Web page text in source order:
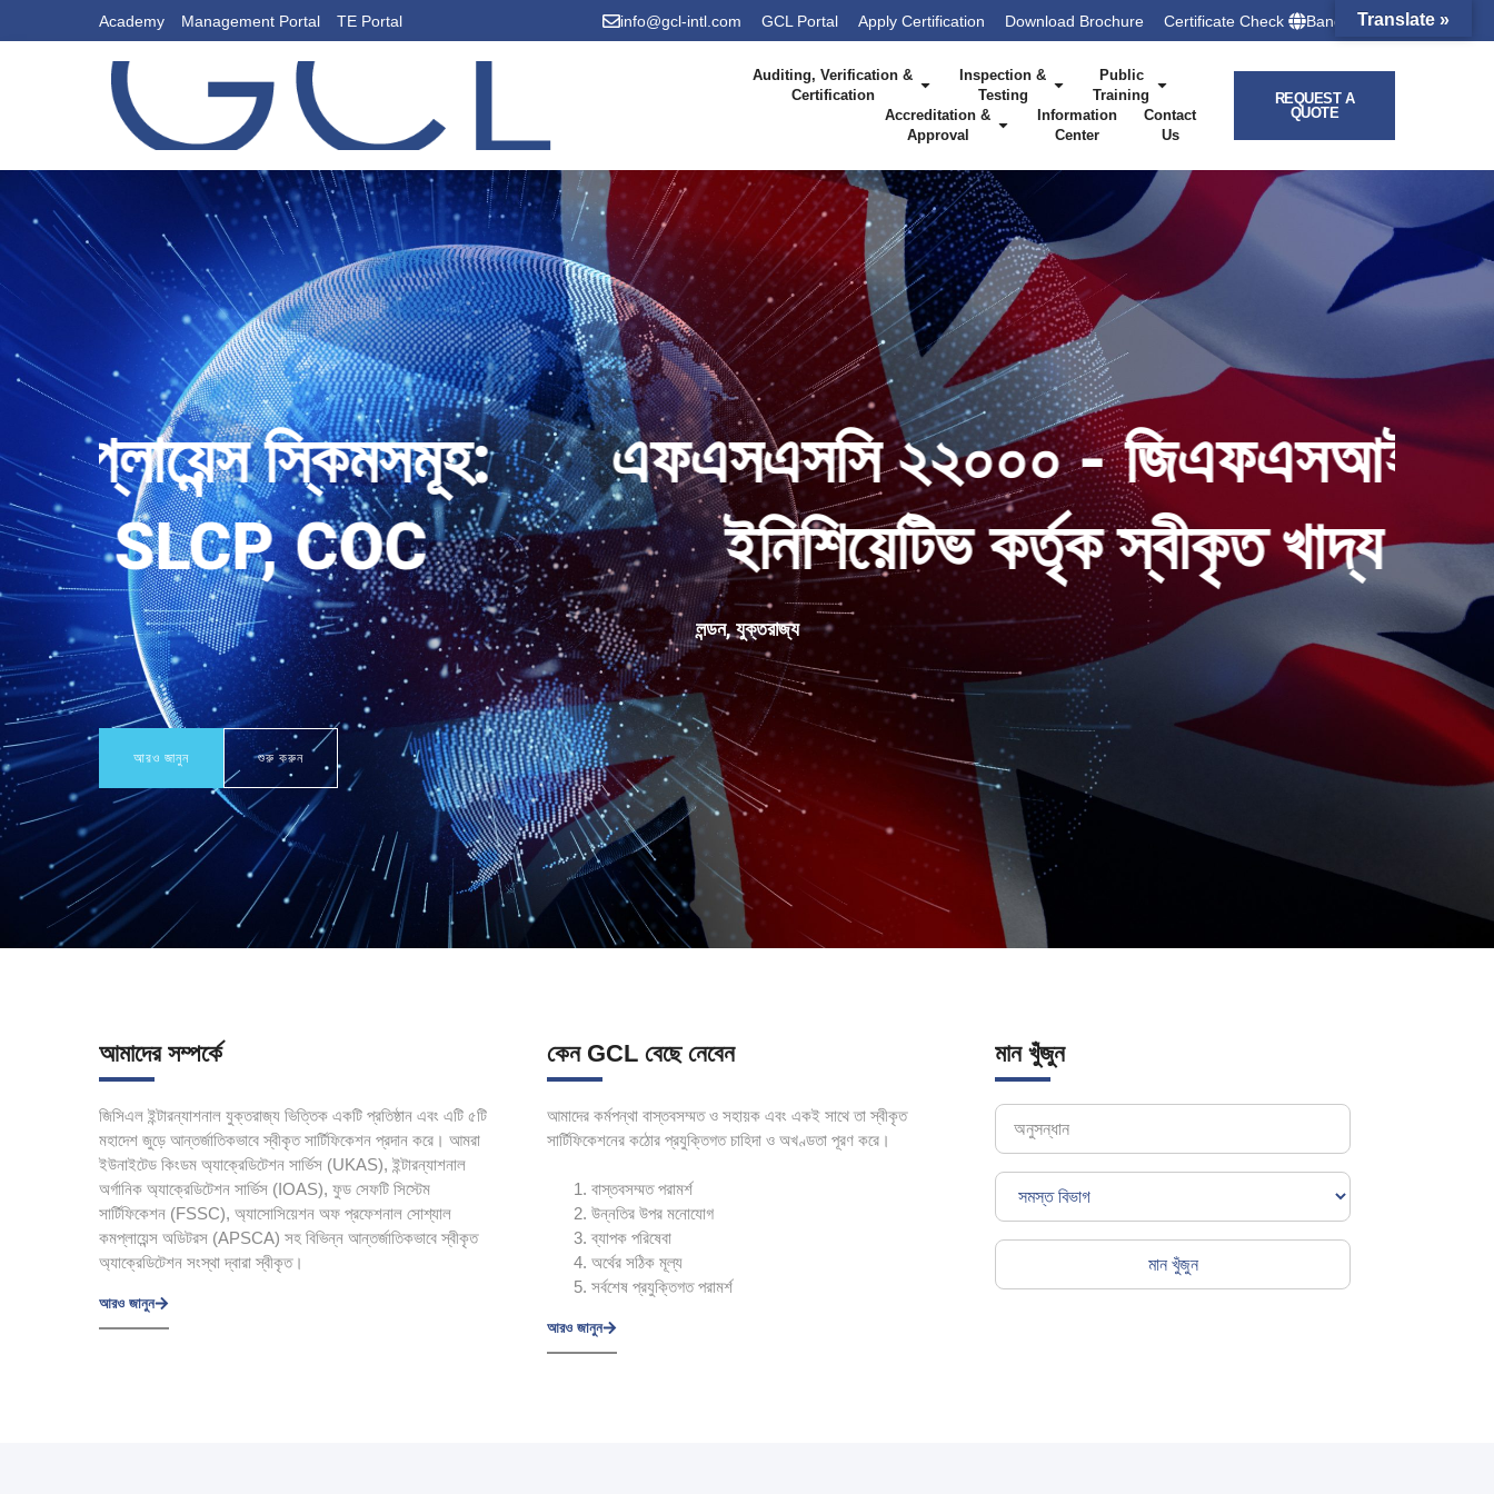
Academy Management Portal TE Portal info@gcl-intl.com GCL Portal Apply Certification Download Brochure Certificate Check Bangladesh
Auditing, Verification &
Certification
Inspection &
Testing
Public
Training
Accreditation &
Approval
Information
Center
Contact
Us
REQUEST A
QUOTE
এফএসএসসি ২২০০০ - জিএফএসআই গ্লোবাল ফুড সেফটি
ইনিশিয়েটিভ কর্তৃক স্বীকৃত খাদ্য নিরাপত্তা স্কিম
লন্ডন, যুক্তরাজ্য
আরও জানুন শুরু করুন
আমাদের সম্পর্কে
জিসিএল ইন্টারন্যাশনাল যুক্তরাজ্য ভিত্তিক একটি প্রতিষ্ঠান এবং এটি ৫টি
মহাদেশ জুড়ে আন্তর্জাতিকভাবে স্বীকৃত সার্টিফিকেশন প্রদান করে। আমরা
ইউনাইটেড কিংডম অ্যাক্রেডিটেশন সার্ভিস (UKAS), ইন্টারন্যাশনাল
অর্গানিক অ্যাক্রেডিটেশন সার্ভিস (IOAS), ফুড সেফটি সিস্টেম
সার্টিফিকেশন (FSSC), অ্যাসোসিয়েশন অফ প্রফেশনাল সোশ্যাল
কমপ্লায়েন্স অডিটরস (APSCA) সহ বিভিন্ন আন্তর্জাতিকভাবে স্বীকৃত
অ্যাক্রেডিটেশন সংস্থা দ্বারা স্বীকৃত।
আরও জানুন
কেন GCL বেছে নেবেন
আমাদের কর্মপন্থা বাস্তবসম্মত ও সহায়ক এবং একই সাথে তা স্বীকৃত
সার্টিফিকেশনের কঠোর প্রযুক্তিগত চাহিদা ও অখণ্ডতা পূরণ করে।
বাস্তবসম্মত পরামর্শ
উন্নতির উপর মনোযোগ
ব্যাপক পরিষেবা
অর্থের সঠিক মূল্য
সর্বশেষ প্রযুক্তিগত পরামর্শ
আরও জানুন
মান খুঁজুন
Translate »